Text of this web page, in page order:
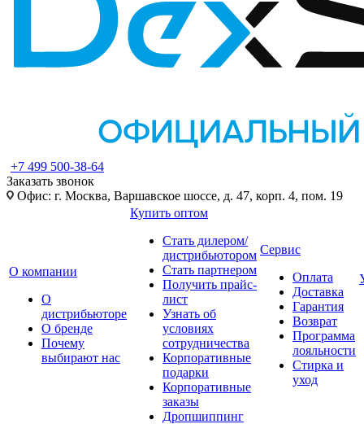
+7 499 500-38-64
Заказать звонок
Офис: г. Москва, Варшавское шоссе, д. 47, корп. 4, пом. 19
О компании
О
дистрибьюторе
О бренде
Почему
выбирают нас
Купить оптом
Стать дилером/
дистрибьютором
Стать партнером
Получить прайс-
лист
Узнать об
условиях
сотрудничества
Корпоративные
подарки
Корпоративные
заказы
Дропшиппинг
Сервис
Оплата
Доставка
Гарантия
Возврат
Программа
лояльности
Стирка и
уход